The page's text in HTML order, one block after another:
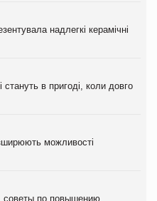
надлегкі керамічні
стануть в пригоді, коли довго
можливості
по повышению